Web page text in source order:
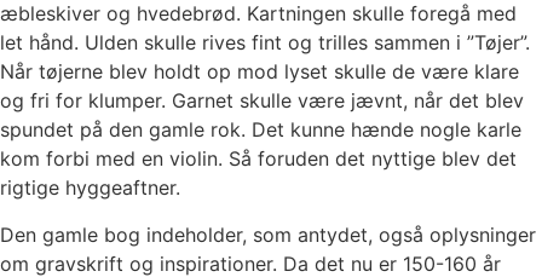
æbleskiver og hvedebrød. Kartningen skulle foregå med
let hånd. Ulden skulle rives fint og trilles sammen i ”Tøjer”.
Når tøjerne blev holdt op mod lyset skulle de være klare
og fri for klumper. Garnet skulle være jævnt, når det blev
spundet på den gamle rok. Det kunne hænde nogle karle
kom forbi med en violin. Så foruden det nyttige blev det
rigtige hyggeaftner.
Den gamle bog indeholder, som antydet, også oplysninger
om gravskrift og inspirationer. Da det nu er 150-160 år